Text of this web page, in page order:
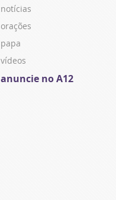
notícias
orações
papa
vídeos
anuncie no A12